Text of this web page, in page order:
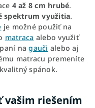
4 až 8 cm hrubé.
spektrum využitia.
je možné použiť na
matraca alebo využiť
nagauči alebo aj
matracu premeníte
spánok.
vašim riešením